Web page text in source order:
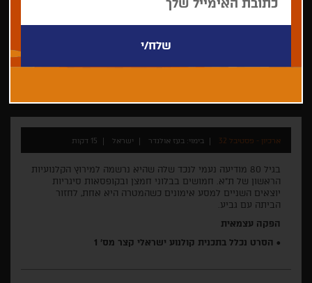
ארכיון - פסטיבל 32 בימוי: בעז אולנדר ישראל 15 דקות
בגיל 80 מודיעה נעמי לנכד שלה שהיא נרשמה למירוץ הקלנועיות
הראשון של ת"א. חמושים בבלוני חמצן ובקופסאות סיגריות
יוצאים השניים למסע אימונים כשהמטרה היא אחת, לחזור
הביתה עם גביע.
הפקה עצמאית
• הסרט נכלל בתכנית קולנוע ישראלי קצר מס' 1